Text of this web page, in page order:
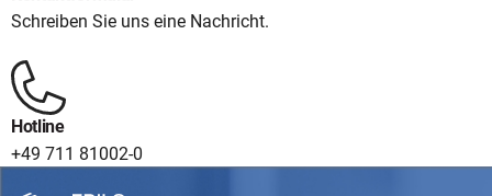
Schreiben Sie uns eine Nachricht.
Hotline
+49 711 81002-0